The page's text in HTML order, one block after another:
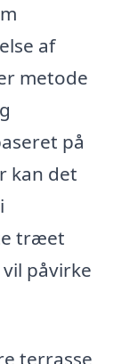
af
metode
på
kan det
træet
påvirke
terrasse